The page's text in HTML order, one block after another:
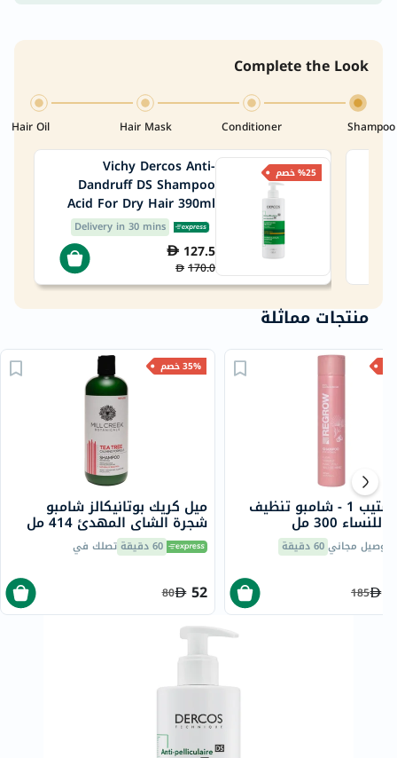
Complete the Look
Shampoo
Conditioner
Hair Mask
Hair Oil
%25 خصم Vichy Dercos Anti-
Dandruff DS Shampoo
Acid For Dry Hair 390ml
Delivery in 30 mins
127.5
170.0
منتجات مماثلة
35% خصم
ميل كريك بوتانيكالز شامبو
شجرة الشاي المهدئ 414 مل
60 دقيقة تصلك في
52
80
ريجرو ستيب 1 - شامبو تنظيف
300 مل
توصيل مجاني60 دقيقة
185